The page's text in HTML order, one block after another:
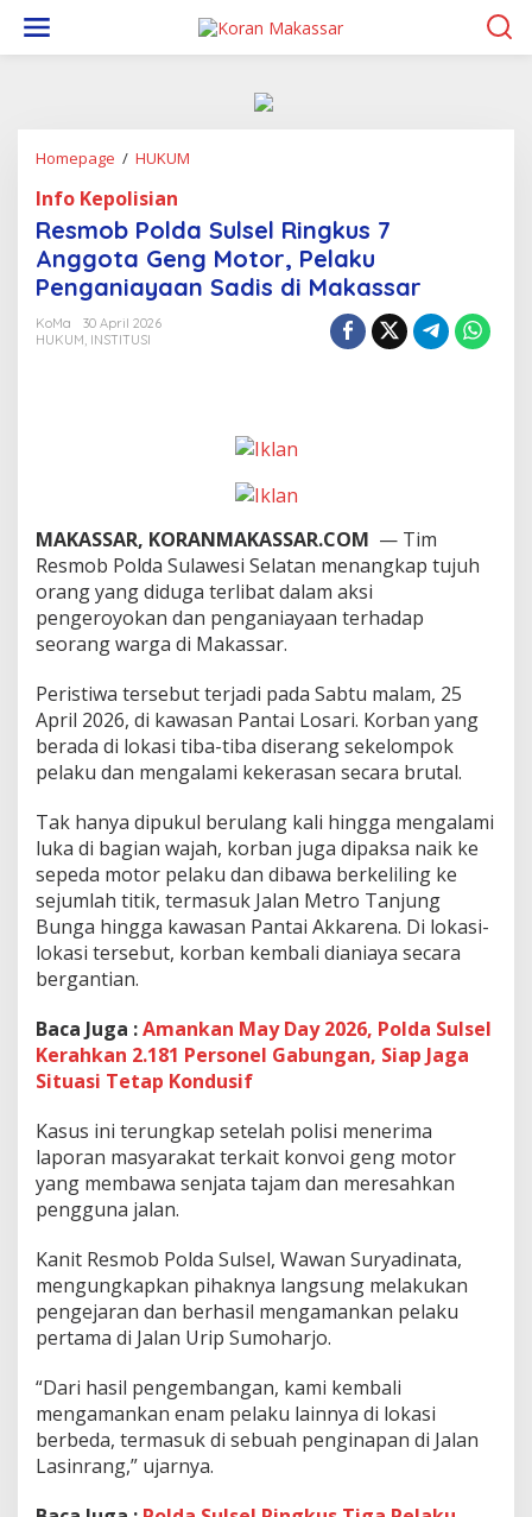
w
Homepage / HUKUM
m
o
b
P
i
n
g
k
u
s
A
n
g
g
o
a
G
e
n
g
M
o
,
P
e
k
u
P
g
a
n
i
a
a
n
S
a
d
Info Kepolisian
Resmob Polda Sulsel Ringkus 7
Anggota Geng Motor, Pelaku
Penganiayaan Sadis di Makassar
KoMa
30 April 2026
HUKUM, INSTITUSI
MAKASSAR, KORANMAKASSAR.COM — Tim
Resmob Polda Sulawesi Selatan menangkap tujuh
orang yang diduga terlibat dalam aksi
pengeroyokan dan penganiayaan terhadap
seorang warga di Makassar.
Peristiwa tersebut terjadi pada Sabtu malam, 25
April 2026, di kawasan Pantai Losari. Korban yang
berada di lokasi tiba-tiba diserang sekelompok
pelaku dan mengalami kekerasan secara brutal.
Tak hanya dipukul berulang kali hingga mengalami
luka di bagian wajah, korban juga dipaksa naik ke
sepeda motor pelaku dan dibawa berkeliling ke
sejumlah titik, termasuk Jalan Metro Tanjung
Bunga hingga kawasan Pantai Akkarena. Di lokasi-
lokasi tersebut, korban kembali dianiaya secara
bergantian.
Baca Juga :Amankan May Day 2026, Polda Sulsel
Kerahkan 2.181 Personel Gabungan, Siap Jaga
Situasi Tetap Kondusif
Kasus ini terungkap setelah polisi menerima
laporan masyarakat terkait konvoi geng motor
yang membawa senjata tajam dan meresahkan
pengguna jalan.
Kanit Resmob Polda Sulsel, Wawan Suryadinata,
mengungkapkan pihaknya langsung melakukan
pengejaran dan berhasil mengamankan pelaku
pertama di Jalan Urip Sumoharjo.
“Dari hasil pengembangan, kami kembali
mengamankan enam pelaku lainnya di lokasi
berbeda, termasuk di sebuah penginapan di Jalan
Lasinrang,” ujarnya.